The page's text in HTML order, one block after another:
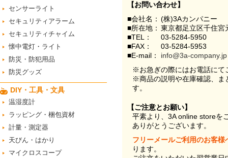
センサーライト
セキュリティアラーム
セキュリティチャイム
懐中電灯・ライト
防災・防犯用品
防災グッズ
DIY・工具・文具
温湿度計
ラッピング・梱包資材
計量・測定器
天びん・はかり
マイクロスコープ
【お問い合わせ】
■会社名： (株)3Aカンパニー
■所在地： 東京都足立区千住
■TEL：
03-5284-5950
■FAX：
03-5284-5953
■E-mail：
info@3a-company.jp
※お急ぎの際にはお電話にて
※商品の説明や在庫確認、ま
す。
【ご注意とお願い】
平素より、3A online storeを
ありがとうございます。
フリーメールご利用のお客様
ります。